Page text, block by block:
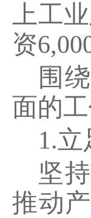
上工
资
围
面的工
1.立
坚
推动